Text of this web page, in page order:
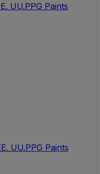
UU.PPG Paints
UU.PPG Paints